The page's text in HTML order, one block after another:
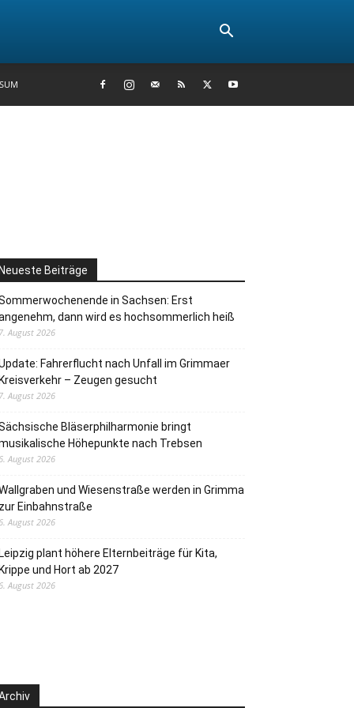
Beiträge
in Sachsen: Erst
dann wird es hochsommerlich heiß
August 2026
Fahrerflucht nach Unfall im Grimmaer
– Zeugen gesucht
August 2026
Bläserphilharmonie bringt
Höhepunkte nach Trebsen
August 2026
und Wiesenstraße werden in Grimma
Einbahnstraße
August 2026
plant höhere Elternbeiträge für Kita,
und Hort ab 2027
August 2026